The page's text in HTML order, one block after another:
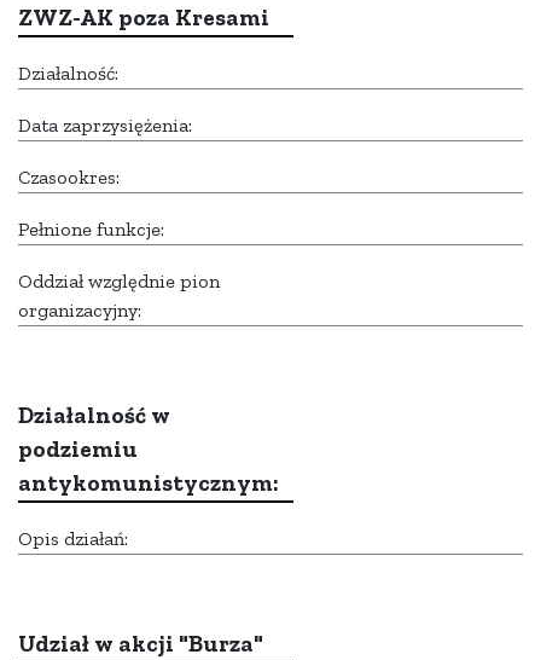
ZWZ-AK poza Kresami
Działalność:
Data zaprzysiężenia:
Czasookres:
Pełnione funkcje:
Oddział względnie pion
organizacyjny:
Działalność w
podziemiu
antykomunistycznym:
Opis działań:
Udział w akcji "Burza"